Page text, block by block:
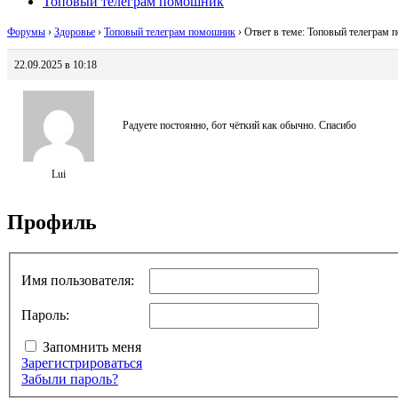
Форумы › Здоровье › Топовый телеграм помошник › Ответ в теме: Топовый телеграм
22.09.2025 в 10:18
Lui
Радуете постоянно, бот чёткий как обычно. Спасибо
Профиль
Имя пользователя:
Пароль:
Запомнить меня
Зарегистрироваться
Забыли пароль?